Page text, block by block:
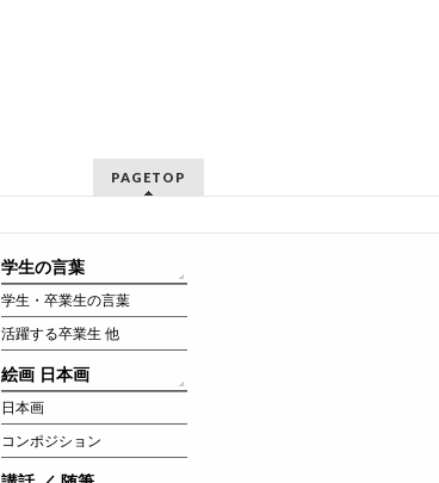
PAGETOP
学生の言葉
学生・卒業生の言葉
活躍する卒業生 他
絵画 日本画
日本画
コンポジション